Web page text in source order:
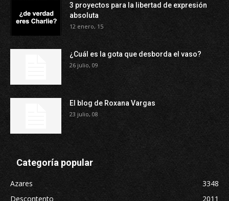
3 proyectos para la libertad de expresión
absoluta
12 enero, 15
¿Cuál es la gota que desborda el vaso?
26 julio, 09
El blog de Roxana Vargas
23 julio, 08
Categoría popular
Azares
3348
Descontento
2011